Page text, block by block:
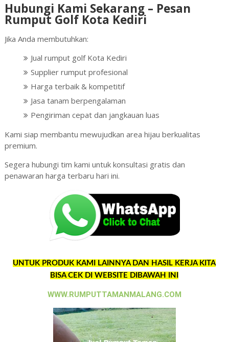
Hubungi Kami Sekarang – Pesan
Rumput Golf Kota Kediri
Jika Anda membutuhkan:
Jual rumput golf Kota Kediri
Supplier rumput profesional
Harga terbaik & kompetitif
Jasa tanam berpengalaman
Pengiriman cepat dan jangkauan luas
Kami siap membantu mewujudkan area hijau berkualitas
premium.
Segera hubungi tim kami untuk konsultasi gratis dan
penawaran harga terbaru hari ini.
UNTUK PRODUK KAMI LAINNYA DAN HASIL KERJA KITA
BISA CEK DI WEBSITE DIBAWAH INI
WWW.RUMPUTTAMANMALANG.COM